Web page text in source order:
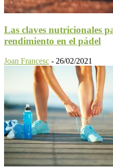
Las claves nutricionales
rendimiento en el pádel
Joan Francesc - 26/02/2021